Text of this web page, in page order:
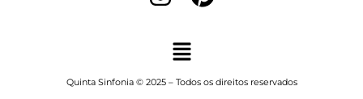
Quinta Sinfonia © 2025 – Todos os direitos reservados